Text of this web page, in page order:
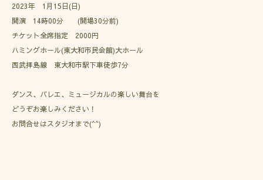
2023年 1月15日(日)
開演 14時00分 (開場30分前)
チケット全席指定 2000円
ハミングホール(東大和市民会館)大ホール
西武拝島線 東大和市駅下車徒歩7分
ダンス、バレエ、ミュージカルの楽しい舞台を
どうぞお楽しみください！
お問合せはスタジオまで(^^)